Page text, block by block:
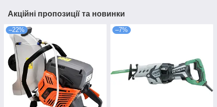
Акційні пропозиції та новинки
–22% –7%